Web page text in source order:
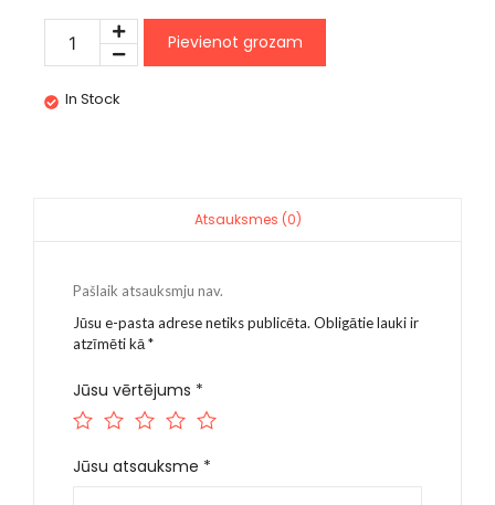
Pievienot grozam
In Stock
Atsauksmes (0)
Pašlaik atsauksmju nav.
Jūsu e-pasta adrese netiks publicēta. Obligātie lauki ir
atzīmēti kā*
Jūsu vērtējums *
Jūsu atsauksme *